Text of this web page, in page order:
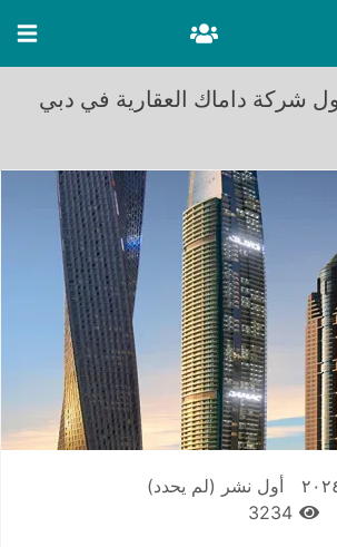
شركة داماك العقارية في دبي
أول نشر (لم يحدد)